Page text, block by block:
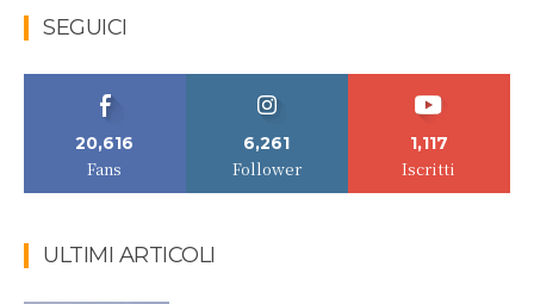
SEGUICI
20,616
Fans
6,261
Follower
1,117
Iscritti
ULTIMI ARTICOLI